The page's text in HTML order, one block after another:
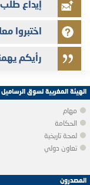
إيداع
اختبروا
رأيكم
الهيئة المغربية لسوق الرساميل
مهام
الحكامة
لمحة تاريخية
تعاون دولي
المصدرون